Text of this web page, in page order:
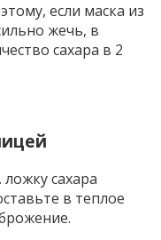
если маска из
жечь, в
сахара в 2
сахара
в теплое